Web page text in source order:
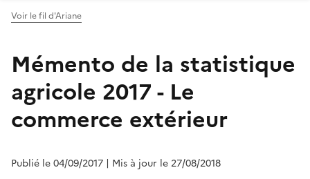
Voir le fil d'Ariane
Mémento de la statistique
agricole 2017 - Le
commerce extérieur
Publié le 04/09/2017 | Mis à jour le 27/08/2018